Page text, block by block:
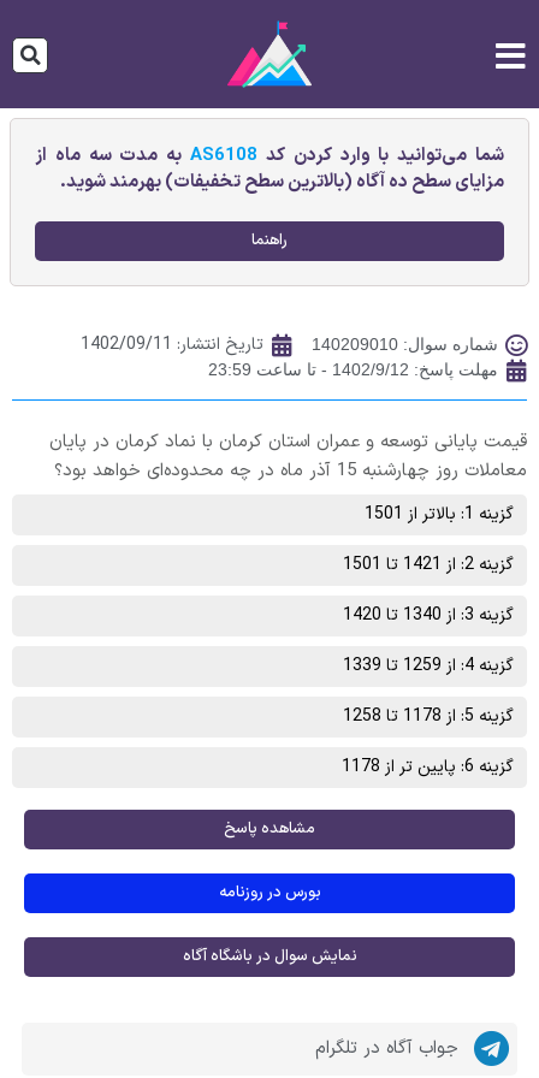
شما می‌توانید با وارد کردن کد AS6108به مدت سه ماه از
مزایای سطح ده آگاه (بالاترین سطح تخفیفات) بهرمند شوید.
راهنما
شماره سوال: 140209010 تاریخ انتشار: 1402/09/11
مهلت پاسخ: 1402/9/12 - تا ساعت 23:59
قیمت پایانی توسعه و عمران استان كرمان با نماد کرمان در پایان
معاملات روز چهارشنبه 15 آذر ماه در چه محدوده‌ای خواهد بود؟
گزینه 1: بالاتر از 1501
گزینه 2: از 1421 تا 1501
گزینه 3: از 1340 تا 1420
گزینه 4: از 1259 تا 1339
گزینه 5: از 1178 تا 1258
گزینه 6: پایین تر از 1178
مشاهده پاسخ
بورس در روزنامه
نمایش سوال در باشگاه آگاه
جواب آگاه در تلگرام